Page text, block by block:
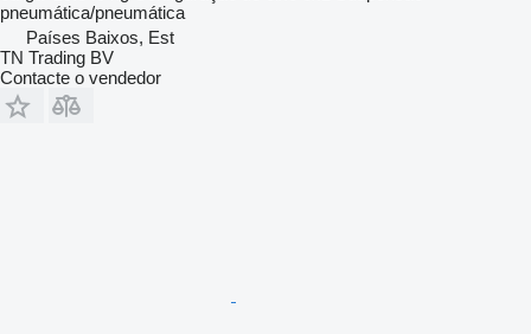
pneumática/pneumática
Países Baixos, Est
TN Trading BV
Contacte o vendedor